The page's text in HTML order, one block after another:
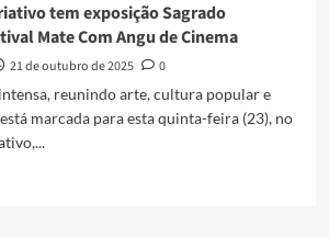
tem exposição Sagrado
Mate Com Angu de Cinema
21 de outubro de 2025
0
reunindo arte, cultura popular e
marcada para esta quinta-feira (23), no